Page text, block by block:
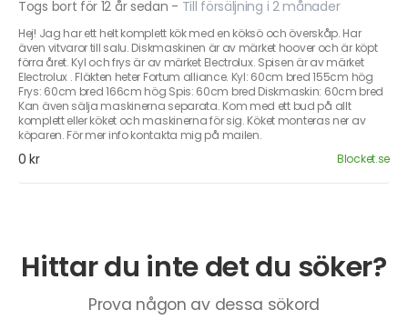
Togs bort för 12 år sedan - Till försäljning i 2 månader
Hej! Jag har ett helt komplett kök med en köksö och överskåp. Har
även vitvaror till salu. Diskmaskinen är av märket hoover och är köpt
förra året. Kyl och frys är av märket Electrolux. Spisen är av märket
Electrolux . Fläkten heter Fortum alliance. Kyl: 60cm bred 155cm hög
Frys: 60cm bred 166cm hög Spis: 60cm bred Diskmaskin: 60cm bred
Kan även sälja maskinerna separata. Kom med ett bud på allt
komplett eller köket och maskinerna för sig. Köket monteras ner av
köparen. För mer info kontakta mig på mailen.
0 kr Blocket.se
Hittar du inte det du söker?
Prova någon av dessa sökord